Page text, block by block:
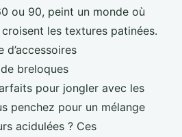
ou 90, peint un monde où
les textures patinées.
d’accessoires
breloques
pour jongler avec les
penchez pour un mélange
acidulées ? Ces